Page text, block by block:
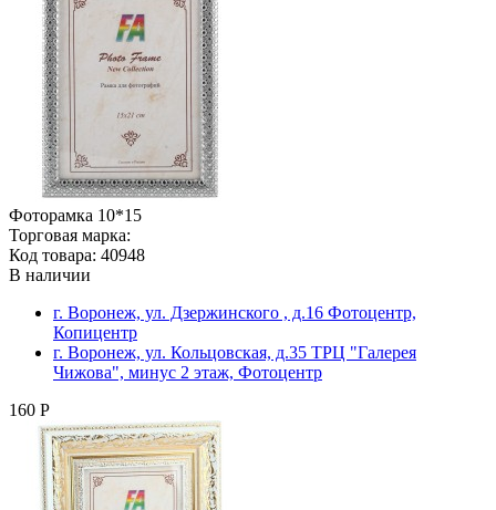
Фоторамка 10*15
Торговая марка:
Код товара: 40948
В наличии
г. Воронеж, ул. Дзержинского , д.16 Фотоцентр,
Копицентр
г. Воронеж, ул. Кольцовская, д.35 ТРЦ "Галерея
Чижова", минус 2 этаж, Фотоцентр
160 Р